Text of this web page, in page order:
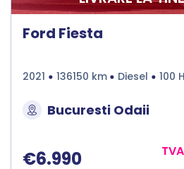
Ford Fiesta
2021 136150 km Diesel 100
Bucuresti Odaii
€6.990